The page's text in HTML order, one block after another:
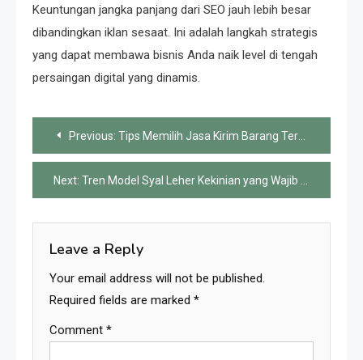
Keuntungan jangka panjang dari SEO jauh lebih besar
dibandingkan iklan sesaat. Ini adalah langkah strategis
yang dapat membawa bisnis Anda naik level di tengah
persaingan digital yang dinamis.
Post
navigation
Previous: Tips Memilih Jasa Kirim Barang Terdekat yang Amanah
Next: Tren Model Syal Leher Kekinian yang Wajib Dimiliki
Leave a Reply
Your email address will not be published.
Required fields are marked *
Comment *